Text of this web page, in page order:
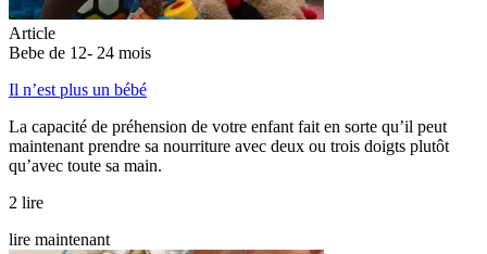
Article
Bebe de 12- 24 mois
Il n’est plus un bébé
La capacité de préhension de votre enfant fait en sorte qu’il peut
maintenant prendre sa nourriture avec deux ou trois doigts plutôt
qu’avec toute sa main.
2 lire
lire maintenant